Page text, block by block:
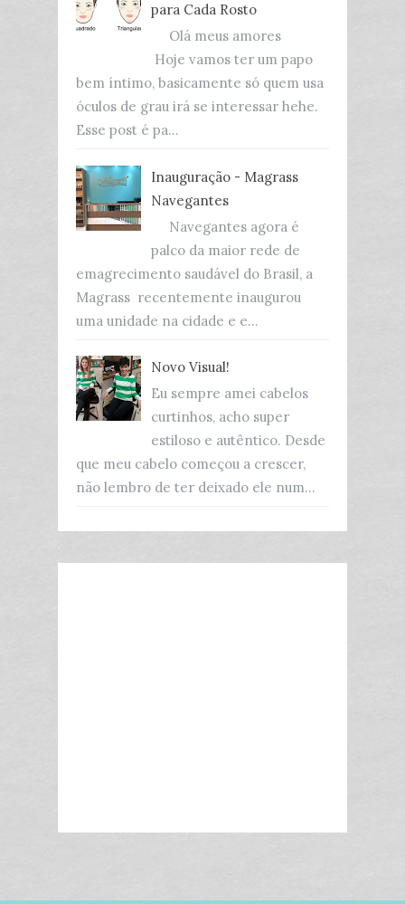
para Cada Rosto
Olá meus amores
Hoje vamos ter um papo
bem íntimo, basicamente só quem usa
óculos de grau irá se interessar hehe.
Esse post é pa...
Inauguração - Magrass
Navegantes
Navegantes agora é
palco da maior rede de
emagrecimento saudável do Brasil, a
Magrass recentemente inaugurou
uma unidade na cidade e e...
Novo Visual!
Eu sempre amei cabelos
curtinhos, acho super
estiloso e autêntico. Desde
que meu cabelo começou a crescer,
não lembro de ter deixado ele num...